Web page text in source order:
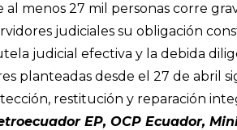
al menos 27 mil personas corre
judiciales su obligación
judicial efectiva y la debida
planteadas desde el 27 de abril
restitución y reparación
EP, OCP Ecuador,